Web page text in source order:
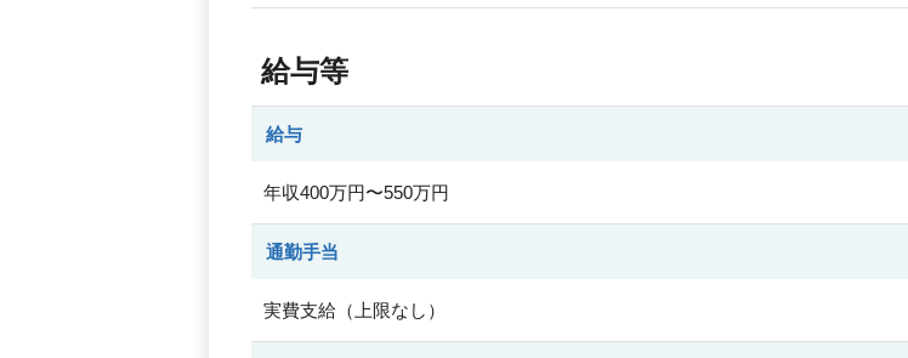
給与等
給与
年収400万円〜550万円
通勤手当
実費支給（上限なし）